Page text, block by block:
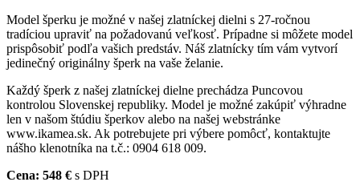
Model šperku je možné v našej zlatníckej dielni s 27-ročnou
tradíciou upraviť na požadovanú veľkosť. Prípadne si môžete model
prispôsobiť podľa vašich predstáv. Náš zlatnícky tím vám vytvorí
jedinečný originálny šperk na vaše želanie.
Každý šperk z našej zlatníckej dielne prechádza Puncovou
kontrolou Slovenskej republiky. Model je možné zakúpiť výhradne
len v našom štúdiu šperkov alebo na našej webstránke
www.ikamea.sk. Ak potrebujete pri výbere pomôcť, kontaktujte
nášho klenotníka na t.č.: 0904 618 009.
Cena: 548 € s DPH